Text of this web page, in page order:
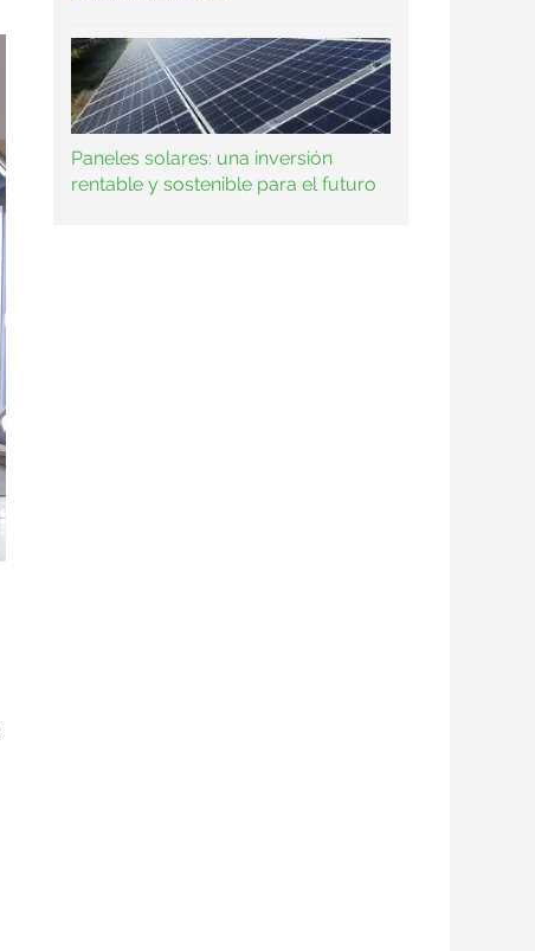
Paneles solares: una inversión
rentable y sostenible para el futuro